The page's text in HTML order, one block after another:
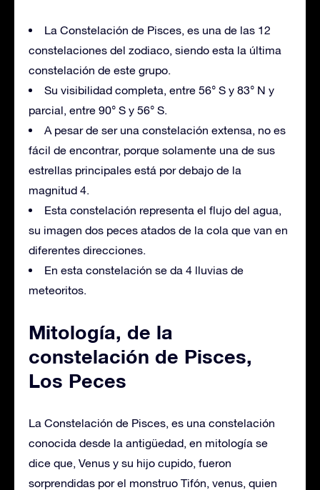
La Constelación de Pisces, es una de las 12
constelaciones del zodiaco, siendo esta la última
constelación de este grupo.
Su visibilidad completa, entre 56° S y 83° N y
parcial, entre 90° S y 56° S.
A pesar de ser una constelación extensa, no es
fácil de encontrar, porque solamente una de sus
estrellas principales está por debajo de la
magnitud 4.
Esta constelación representa el flujo del agua,
su imagen dos peces atados de la cola que van en
diferentes direcciones.
En esta constelación se da 4 lluvias de
meteoritos.
Mitología, de la
constelación de Pisces,
Los Peces
La Constelación de Pisces, es una constelación
conocida desde la antigüedad, en mitología se
dice que, Venus y su hijo cupido, fueron
sorprendidas por el monstruo Tifón, venus, quien